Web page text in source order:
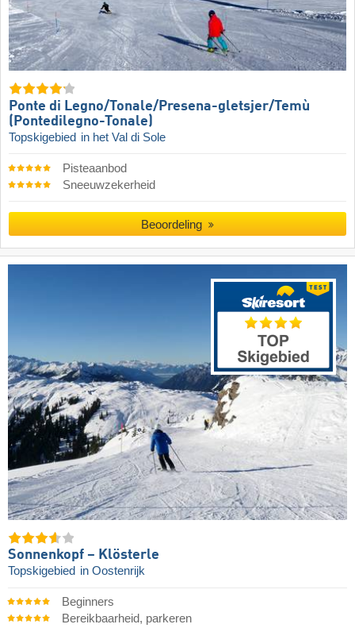
Ponte di Legno/​​Tonale/​​Presena-gletsjer/​​Temù
(Pontedilegno-Tonale)
Topskigebied in het Val di Sole
Pisteaanbod
Sneeuwzekerheid
Beoordeling
Sonnenkopf – Klösterle
Topskigebied in Oostenrijk
Beginners
Bereikbaarheid, parkeren